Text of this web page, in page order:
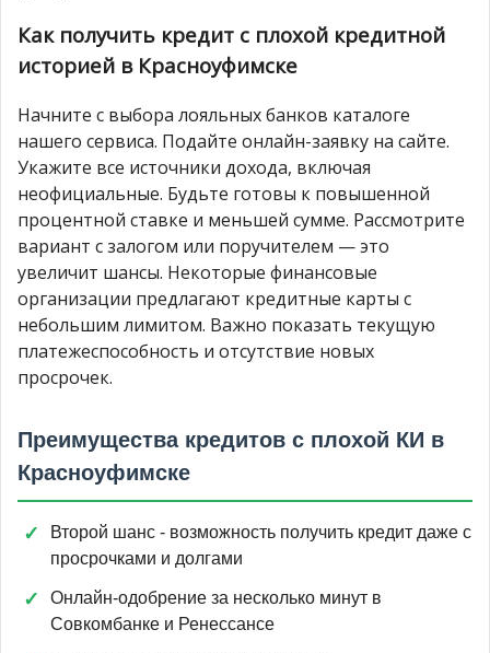
Как получить кредит с плохой кредитной
историей в Красноуфимске
Начните с выбора лояльных банков каталоге
нашего сервиса. Подайте онлайн-заявку на сайте.
Укажите все источники дохода, включая
неофициальные. Будьте готовы к повышенной
процентной ставке и меньшей сумме. Рассмотрите
вариант с залогом или поручителем — это
увеличит шансы. Некоторые финансовые
организации предлагают кредитные карты с
небольшим лимитом. Важно показать текущую
платежеспособность и отсутствие новых
просрочек.
Преимущества кредитов с плохой КИ в
Красноуфимске
Второй шанс - возможность получить кредит даже с
просрочками и долгами
Онлайн-одобрение за несколько минут в
Совкомбанке и Ренессансе